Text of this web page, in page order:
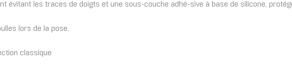
évitant les traces de doigts et une sous-couche adhé-sive à base de silicone,
lors de la pose.
classique